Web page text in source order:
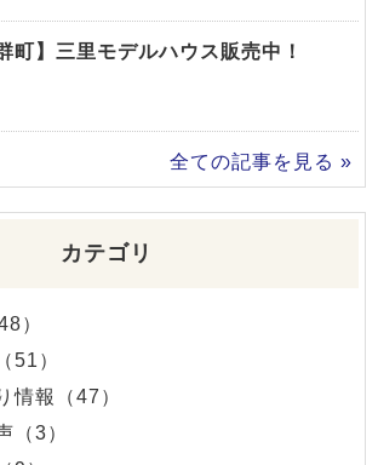
町】三里モデルハウス販売中！
全ての記事を見る »
カテゴリ
）
51）
情報（47）
（3）